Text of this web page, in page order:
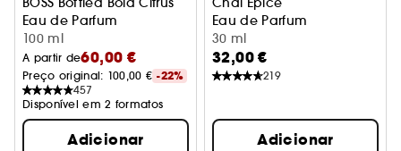
Eau de Parfum
100 ml
A partir de60,00 €
Preço original: 100,00 € -22%
457
Disponível em 2 formatos
Adicionar
Eau de Parfum
30 ml
32,00 €
219
Adicionar